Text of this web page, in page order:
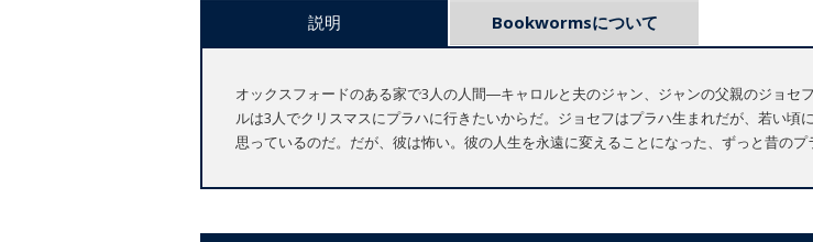
説明 Bookwormsについて
オックスフォードのある家で3人の人間―キャロルと夫のジャン、ジャンの父親のジョ
ルは3人でクリスマスにプラハに行きたいからだ。ジョセフはプラハ生まれだが、若い
思っているのだ。だが、彼は怖い。彼の人生を永遠に変えることになった、ずっと昔のプ